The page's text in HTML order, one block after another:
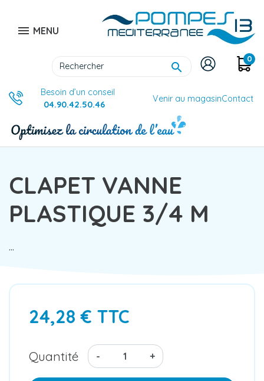
 MENU

0
Besoin d’un conseil
04.90.42.50.46
Venir au magasinContact
CLAPET VANNE
PLASTIQUE 3/4 M
...
24,28 € TTC
Quantité - +